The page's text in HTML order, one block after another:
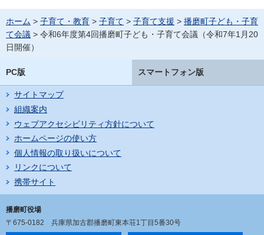
ホーム > 子育て・教育 > 子育て > 子育て支援 > 播磨町子ども・子育
て会議 > 令和6年度第4回播磨町子ども・子育て会議（令和7年1月20
日開催）
PC版 スマートフォン版
サイトマップ
組織案内
ウェブアクセシビリティ方針について
ホームページの使い方
個人情報の取り扱いについて
リンクについて
携帯サイト
播磨町役場
〒675-0182 兵庫県加古郡播磨町東本荘1丁目5番30号